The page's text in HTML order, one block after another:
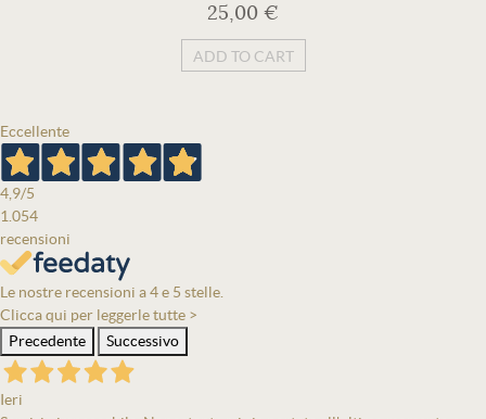
25,00 €
ADD TO CART
Eccellente
4,9/5
1.054
recensioni
Le nostre recensioni a 4 e 5 stelle.
Clicca qui per leggerle tutte >
Precedente
Successivo
Ieri